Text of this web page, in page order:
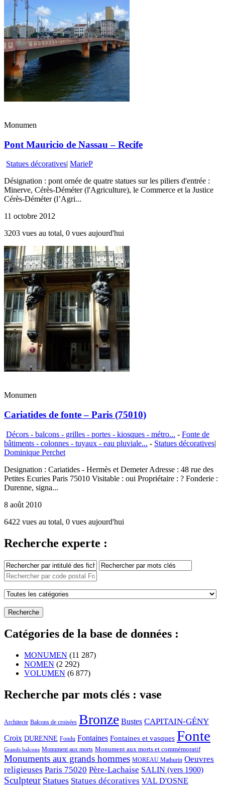
Monumen
Pont Mauricio de Nassau – Recife
Statues décoratives| MarieP
Désignation : pont ornée de quatre statues sur les piliers d'entrée :
Minerve, Cérès-Déméter (l'Agriculture), le Commerce et la Justice
Cérès-Déméter (l’Agri...
11 octobre 2012
3203 vues au total, 0 vues aujourd'hui
Monumen
Cariatides de fonte – Paris (75010)
Décors - balcons - grilles - portes - kiosques - métro... - Fonte de
bâtiments - colonnes - tuyaux - eau pluviale... - Statues décoratives|
Dominique Perchet
Designation : Cariatides - Hermès et Demeter Adresse : 48 rue des
Petites Ecuries Paris 75010 Visitable : oui Propriétaire : ? Fonderie :
Durenne, signa...
8 août 2010
6422 vues au total, 0 vues aujourd'hui
Recherche experte :
Catégories de la base de données :
MONUMEN (11 287)
NOMEN (2 292)
VOLUMEN (6 877)
Recherche par mots clés : vase
Architecte Balcons de croisées Bronze Bustes CAPITAIN-GÉNY
Croix DURENNE Fondu Fontaines Fontaines et vasques Fonte
Grands balcons Monument aux morts Monument aux morts et commémoratif
Monuments aux grands hommes MOREAU Mathurin Oeuvres
religieuses Paris 75020 Père-Lachaise SALIN (vers 1900)
Sculpteur Statues Statues décoratives VAL D'OSNE